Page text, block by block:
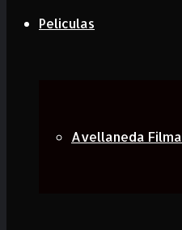
Peliculas
Avellaneda Filma